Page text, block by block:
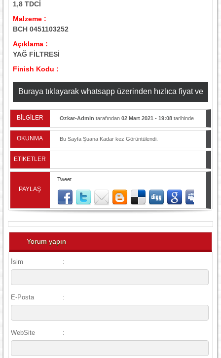
1,8 TDCİ
Malzeme :
BCH 0451103252
Açıklama :
YAĞ FİLTRESİ
Finish Kodu :
Buraya tıklayarak whatsapp üzerinden hızlıca fiyat ve
stok bilgisi alabilirsiniz
BİLGİLER Ozkar-Admin tarafından 02 Mart 2021 - 19:08tarihinde
OKUNMA Bu Sayfa Şuana Kadar kez Görüntülendi.
ETİKETLER
PAYLAŞ
Tweet
Yorum yapın
İsim :
E-Posta :
WebSite :